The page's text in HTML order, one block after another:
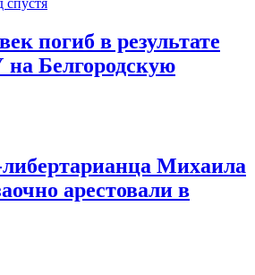
спустя
погиб в результате
Белгородскую
Михаила
арестовали в